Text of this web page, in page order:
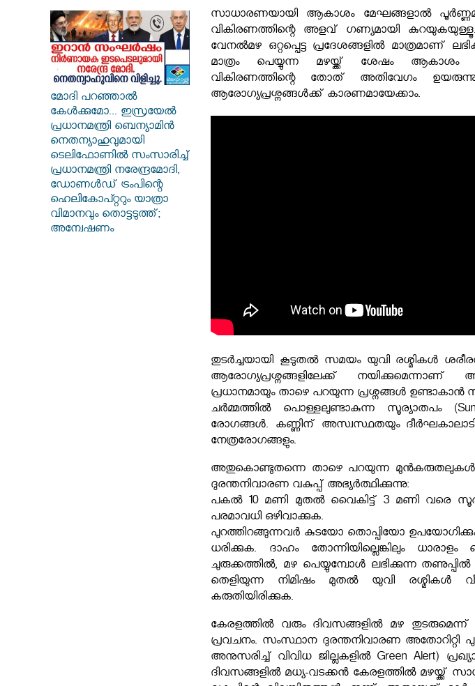
മോദി പറഞ്ഞാൽ
കേൾക്കുമോ... ഇസ്രയേൽ
പ്രധാനമന്ത്രി ബെന്യാമിൻ
നെതന്യാഹുവുമായി
ടെലിഫോണിൽ സംസാരിച്ച്
പ്രധാനമന്ത്രി നരേന്ദ്രമോദി,
ഡോണൾഡ് ട്രംപിന്റെ
ഹെലികോപ്റ്ററും യാത്രാ
വിമാനവും തൊട്ടടുത്ത്;
അന്വേഷണം
സാധാരണയായി ആകാശം മേഘങ്ങളാൽ
വികിരണത്തിന്റെ അളവ് ഗണ്യമായി
വേനൽമഴ ഒറ്റപ്പെട്ട പ്രദേശങ്ങളിൽ മാത്രമാണ്
മാത്രം പെയ്യുന്ന മഴയ്ക്ക് ശേഷം ആകാശം
വികിരണത്തിന്റെ തോത് അതിവേഗം
ആരോഗ്യപ്രശ്നങ്ങൾക്ക് കാരണമായേക്കാം.
തുടർച്ചയായി കൂടുതൽ സമയം യുവി രശ്മികൾ
ആരോഗ്യപ്രശ്നങ്ങളിലേക്ക്
പ്രധാനമായും താഴെ പറയുന്ന പ്രശ്നങ്ങൾ
ചർമ്മത്തിൽ പൊള്ളലുണ്ടാകുന്ന സൂര്യാതപം
രോഗങ്ങൾ. കണ്ണിന് അസ്വസ്ഥതയും
നേത്രരോഗങ്ങളും.
അതുകൊണ്ടുതന്നെ താഴെ പറയുന്ന മുൻകരുതലുകൾ
ദുരന്തനിവാരണ വകുപ്പ് അഭ്യർത്ഥിക്കുന്നു:
പകൽ 10 മണി മുതൽ വൈകിട്ട് 3 മണി വരെ
പരമാവധി ഒഴിവാക്കുക.
പുറത്തിറങ്ങുന്നവർ കുടയോ തൊപ്പിയോ
ധരിക്കുക. ദാഹം തോന്നിയില്ലെങ്കിലും ധാരാളം
ചുരുക്കത്തിൽ, മഴ പെയ്യുമ്പോൾ ലഭിക്കുന്ന
തെളിയുന്ന നിമിഷം മുതൽ യുവി രശ്മികൾ
കരുതിയിരിക്കുക.
കേരളത്തിൽ വരും ദിവസങ്ങളിൽ മഴ തുടരുമെന്ന്
പ്രവചനം. സംസ്ഥാന ദുരന്തനിവാരണ അതോറിറ്റി
അനുസരിച്ച് വിവിധ ജില്ലകളിൽ Green Alert)
ദിവസങ്ങളിൽ മധ്യ-വടക്കൻ കേരളത്തിൽ മഴയ്ക്ക്